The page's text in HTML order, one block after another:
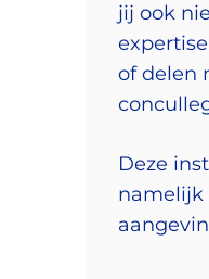
jij ook
of delen
Deze
namelijk